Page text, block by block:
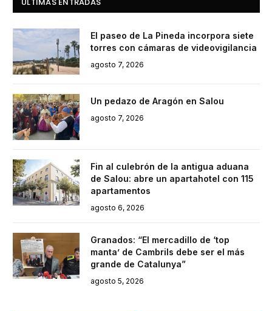
El paseo de La Pineda incorpora siete
torres con cámaras de videovigilancia
agosto 7, 2026
Un pedazo de Aragón en Salou
agosto 7, 2026
Fin al culebrón de la antigua aduana
de Salou: abre un apartahotel con 115
apartamentos
agosto 6, 2026
Granados: “El mercadillo de ‘top
manta’ de Cambrils debe ser el más
grande de Catalunya”
agosto 5, 2026